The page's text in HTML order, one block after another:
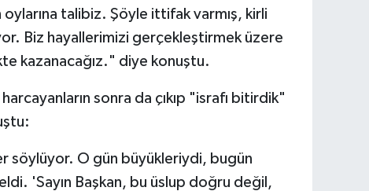
oylarına talibiz. Şöyle ittifak varmış, kirli
Biz hayallerimizi gerçekleştirmek üzere
kazanacağız." diye konuştu.
sonra da çıkıp "israfı bitirdik"
söylüyor. O gün büyükleriydi, bugün
'Sayın Başkan, bu üslup doğru değil,